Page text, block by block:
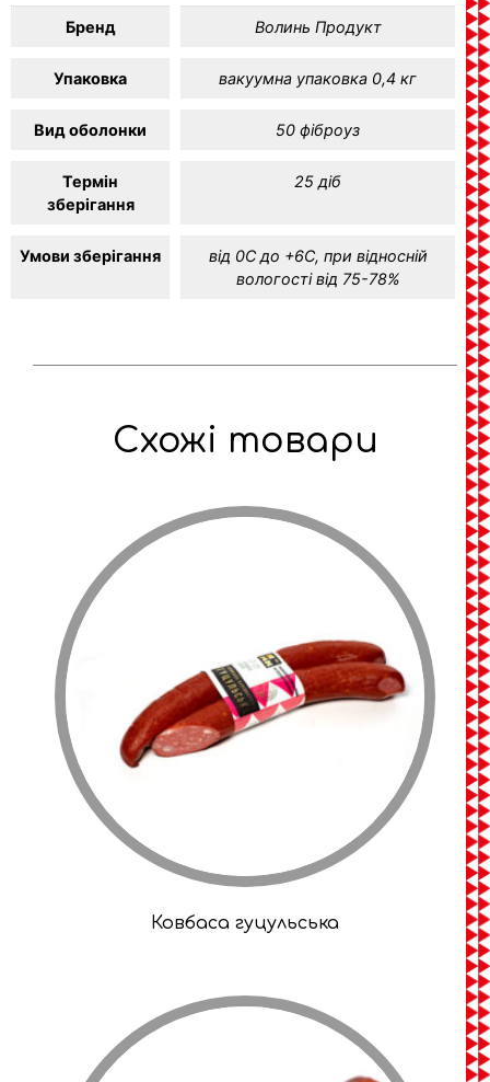
Бренд Волинь Продукт
Упаковка вакуумна упаковка 0,4 кг
Вид оболонки 50 фіброуз
Термін
зберігання
25 діб
Умови зберігання
від 0С до +6С, при відносній
вологості від 75-78%
Схожі товари
Ковбаса гуцульська